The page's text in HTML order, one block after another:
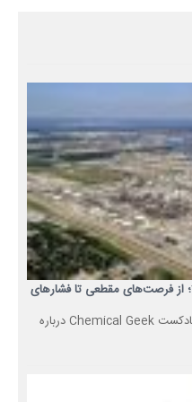
صنعت پتروشیمی در مسیر پرابهام 2026؛ از فرصت‌های مقطعی تا فشارهای
کارشناسان S&P Global Ratings در پادکست Chemical Geek درباره